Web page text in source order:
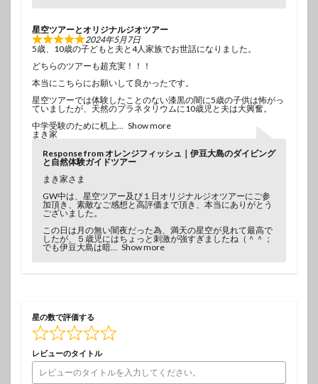
星空ツアーとオリジナルジオツアー
2024年5月7日
5歳、10歳の子どもと夫と4人家族でお世話になりました。
どちらのツアーも超充実！！！
本当にこちらにお願いして良かったです。
星空ツアーでは体験したことのない漆黒の闇に5歳の子供は怖がっ
ていましたが、天然のプラネタリウムに10歳児と夫は大興奮。
中学受験のために机上
Show more
まき家
Response from オレンジフィッシュ｜伊豆大島のダイビング
と自然体験ガイドツアー
まき家さま
GW中は、星空ツアー及び１日オリジナルジオツアーにご参
加頂き、素敵なご感想と高評価まで頂き、本当にありがとう
ございました。
この日は月の無い闇夜だった為、満天の星空が見れて最高で
したが、５歳児にはちょっと刺激が強すぎましたね（＾＾；
でも伊豆大島は暗
Show more
星の数で評価する
レビューのタイトル